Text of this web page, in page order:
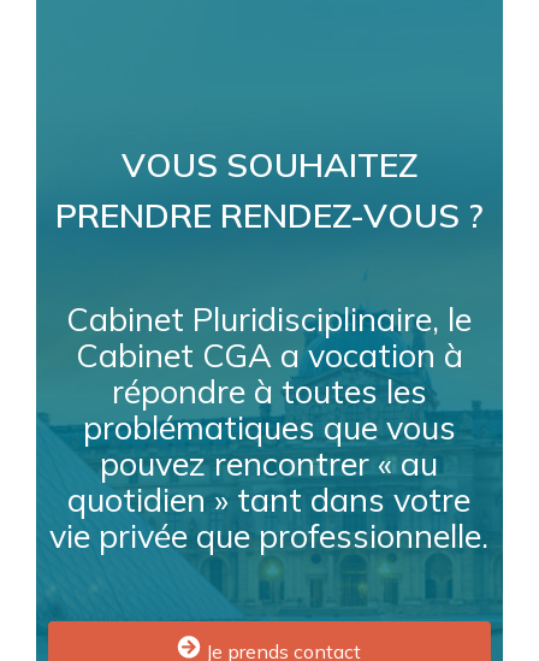
VOUS SOUHAITEZ
PRENDRE RENDEZ-VOUS ?
Cabinet Pluridisciplinaire, le
Cabinet CGA a vocation à
répondre à toutes les
problématiques que vous
pouvez rencontrer « au
quotidien » tant dans votre
vie privée que professionnelle.
Je prends contact